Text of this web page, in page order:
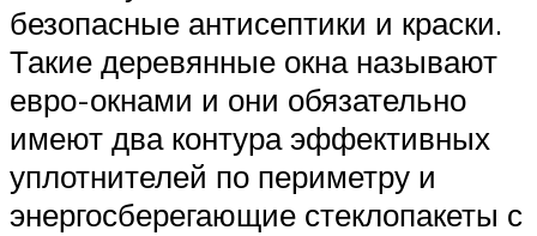
безопасные антисептики и краски.
Такие деревянные окна называют
евро-окнами и они обязательно
имеют два контура эффективных
уплотнителей по периметру и
энергосберегающие стеклопакеты с